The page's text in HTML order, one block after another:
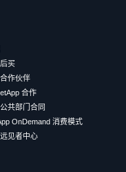
买
作伙伴
合作
共部门合同
OnDemand 消费模式
见者中心